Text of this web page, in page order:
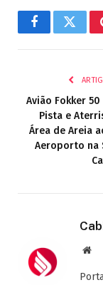
Facebook
Avião Fokker
Pista e
Área de Areia
Aeroporto na
Site